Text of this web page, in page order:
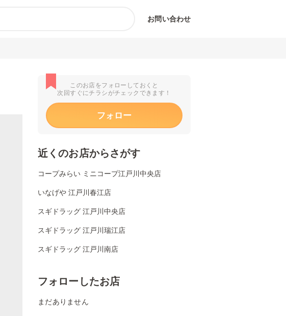
お問い合わせ
このお店をフォローしておくと
次回すぐにチラシがチェックできます！
フォロー
近くのお店からさがす
コープみらい ミニコープ江戸川中央店
いなげや 江戸川春江店
スギドラッグ 江戸川中央店
スギドラッグ 江戸川瑞江店
スギドラッグ 江戸川南店
フォローしたお店
まだありません